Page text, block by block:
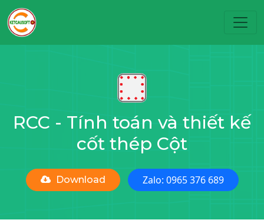
RCC - Tính toán và thiết kế
cốt thép Cột
Download Zalo: 0965 376 689